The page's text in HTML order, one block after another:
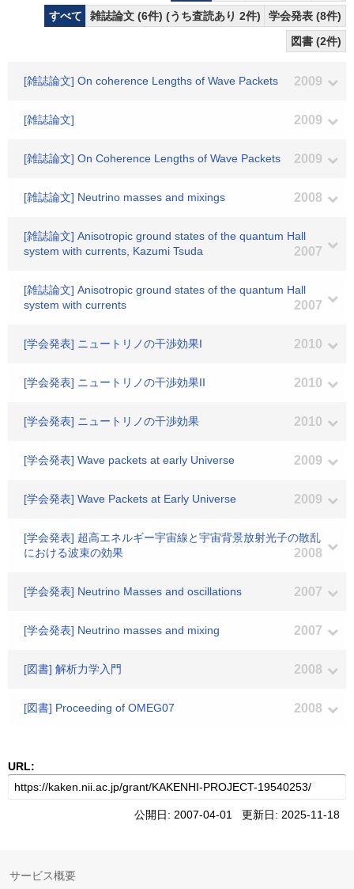
すべて
雑誌論文 (6件) (うち査読あり 2件)
学会発表 (8件)
図書 (2件)
[雑誌論文] On coherence Lengths of Wave Packets 2009
[雑誌論文] 2009
[雑誌論文] On Coherence Lengths of Wave Packets 2009
[雑誌論文] Neutrino masses and mixings 2008
[雑誌論文] Anisotropic ground states of the quantum Hall
system with currents, Kazumi Tsuda
2007
[雑誌論文] Anisotropic ground states of the quantum Hall
system with currents
2007
[学会発表] ニュートリノの干渉効果I 2010
[学会発表] ニュートリノの干渉効果II 2010
[学会発表] ニュートリノの干渉効果 2010
[学会発表] Wave packets at early Universe 2009
[学会発表] Wave Packets at Early Universe 2009
[学会発表] 超高エネルギー宇宙線と宇宙背景放射光子の散乱
における波束の効果
2008
[学会発表] Neutrino Masses and oscillations 2007
[学会発表] Neutrino masses and mixing 2007
[図書] 解析力学入門 2008
[図書] Proceeding of OMEG07 2008
URL:
公開日: 2007-04-01 更新日: 2025-11-18
サービス概要